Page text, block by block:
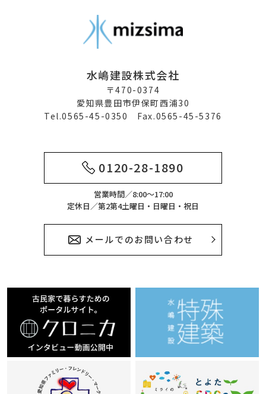
水嶋建設株式会社
〒470-0374
愛知県豊田市伊保町西浦30
Tel.0565-45-0350 Fax.0565-45-5376
0120-28-1890
営業時間／8:00～17:00
定休日／第2第4土曜日・日曜日・祝日
メールでのお問い合わせ